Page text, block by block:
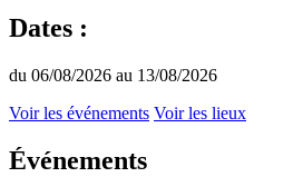
Dates :
du 06/08/2026 au 13/08/2026
Voir les événements Voir les lieux
Événements